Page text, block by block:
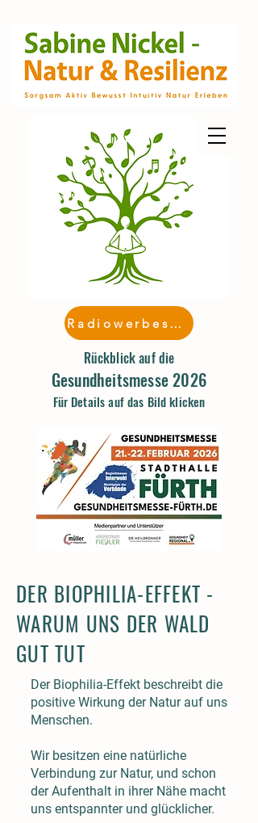
Radiowerbespot
Rückblick auf die
Gesundheitsmesse 2026
Für Details auf das Bild klicken
DER BIOPHILIA-EFFEKT -
WARUM UNS DER WALD
GUT TUT
Der Biophilia-Effekt beschreibt die
positive Wirkung der Natur auf uns
Menschen.
Wir besitzen eine natürliche
Verbindung zur Natur, und schon
der Aufenthalt in ihrer Nähe macht
uns entspannter und glücklicher.